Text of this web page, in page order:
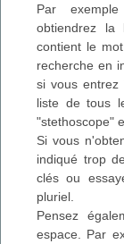
Par
obtiendrez la
contient le
recherche en
si vous entrez
liste de tous
"stethoscope"
Si vous
indiqué trop
clés ou
pluriel.
Pensez
espace. Par